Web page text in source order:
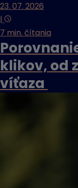
23. 07. 2026
|
7 min. čítania
klikov, od
víťaza